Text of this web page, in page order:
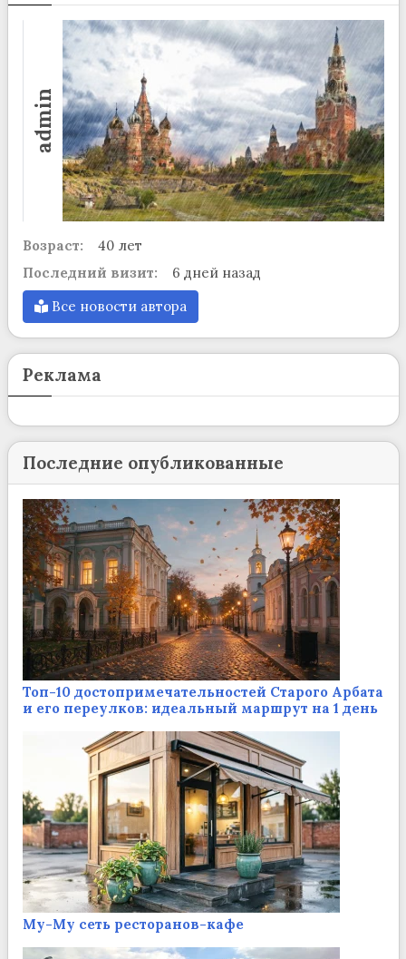
admin
Возраст:
40 лет
Последний визит:
6 дней назад
Все новости автора
Реклама
Последние опубликованные
Топ-10 достопримечательностей Старого Арбата
и его переулков: идеальный маршрут на 1 день
Му-Му сеть ресторанов-кафе